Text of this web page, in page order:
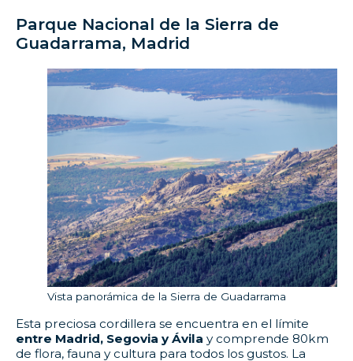
Parque Nacional de la Sierra de
Guadarrama, Madrid
Vista panorámica de la Sierra de Guadarrama
Esta preciosa cordillera se encuentra en el límite
entre Madrid, Segovia y Ávila y comprende 80km
de flora, fauna y cultura para todos los gustos. La